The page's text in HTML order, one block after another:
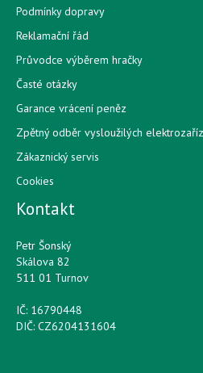
Podmínky dopravy
Reklamační řád
Průvodce výběrem hračky
Časté otázky
Garance vrácení peněz
Zpětný odběr vysloužilých
Zákaznický servis
Cookies
Kontakt
Petr Šonský
Skálova 82
511 01 Turnov
IČ: 16790448
DIČ: CZ6204131604